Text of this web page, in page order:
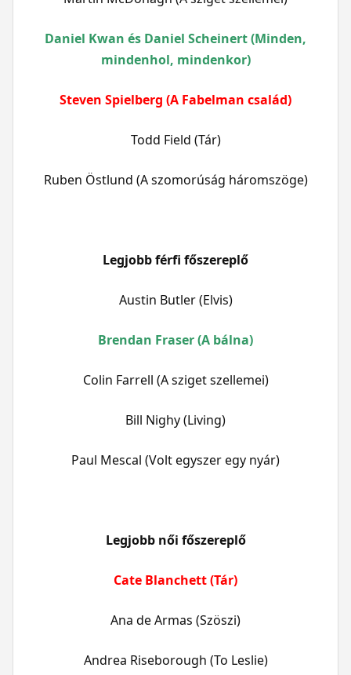
Daniel Kwan és Daniel Scheinert (Minden,
mindenhol, mindenkor)
Steven Spielberg (A Fabelman család)
Todd Field (Tár)
Ruben Östlund (A szomorúság háromszöge)
Legjobb férfi főszereplő
Austin Butler (Elvis)
Brendan Fraser (A bálna)
Colin Farrell (A sziget szellemei)
Bill Nighy (Living)
Paul Mescal (Volt egyszer egy nyár)
Legjobb női főszereplő
Cate Blanchett (Tár)
Ana de Armas (Szöszi)
Andrea Riseborough (To Leslie)